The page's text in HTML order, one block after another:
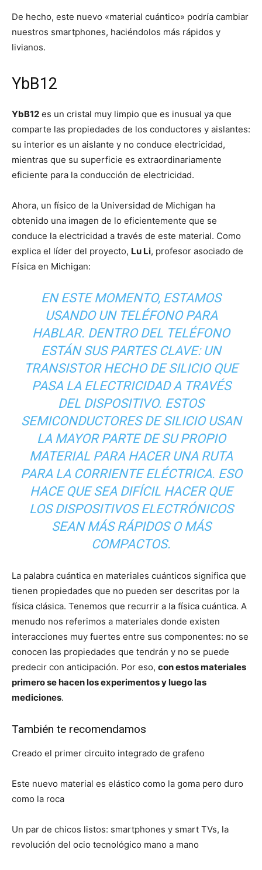
De hecho, este nuevo «material cuántico» podría cambiar
nuestros smartphones, haciéndolos más rápidos y
livianos.
YbB12
YbB12 es un cristal muy limpio que es inusual ya que
comparte las propiedades de los conductores y aislantes:
su interior es un aislante y no conduce electricidad,
mientras que su superficie es extraordinariamente
eficiente para la conducción de electricidad.
Ahora, un físico de la Universidad de Michigan ha
obtenido una imagen de lo eficientemente que se
conduce la electricidad a través de este material. Como
explica el líder del proyecto, Lu Li, profesor asociado de
Física en Michigan:
EN ESTE MOMENTO, ESTAMOS
USANDO UN TELÉFONO PARA
HABLAR. DENTRO DEL TELÉFONO
ESTÁN SUS PARTES CLAVE: UN
TRANSISTOR HECHO DE SILICIO QUE
PASA LA ELECTRICIDAD A TRAVÉS
DEL DISPOSITIVO. ESTOS
SEMICONDUCTORES DE SILICIO USAN
LA MAYOR PARTE DE SU PROPIO
MATERIAL PARA HACER UNA RUTA
PARA LA CORRIENTE ELÉCTRICA. ESO
HACE QUE SEA DIFÍCIL HACER QUE
LOS DISPOSITIVOS ELECTRÓNICOS
SEAN MÁS RÁPIDOS O MÁS
COMPACTOS.
La palabra cuántica en materiales cuánticos significa que
tienen propiedades que no pueden ser descritas por la
física clásica. Tenemos que recurrir a la física cuántica. A
menudo nos referimos a materiales donde existen
interacciones muy fuertes entre sus componentes: no se
conocen las propiedades que tendrán y no se puede
predecir con anticipación. Por eso, con estos materiales
primero se hacen los experimentos y luego las
mediciones.
También te recomendamos
Creado el primer circuito integrado de grafeno
Este nuevo material es elástico como la goma pero duro
como la roca
Un par de chicos listos: smartphones y smart TVs, la
revolución del ocio tecnológico mano a mano